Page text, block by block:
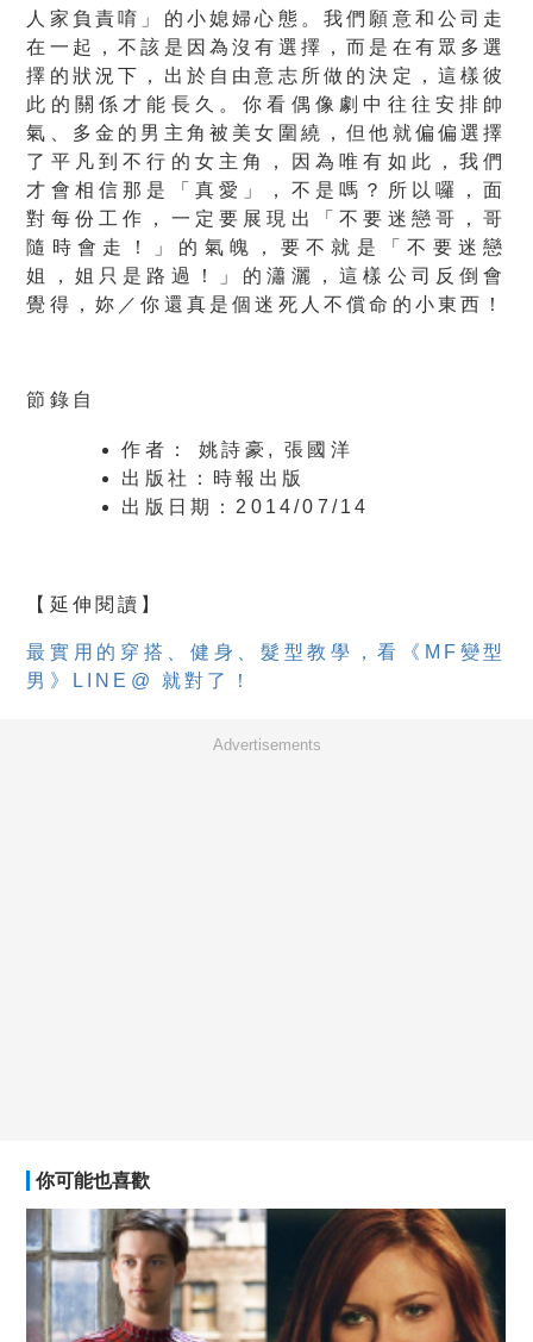
人家負責唷」的小媳婦心態。我們願意和公司走
在一起，不該是因為沒有選擇，而是在有眾多選
擇的狀況下，出於自由意志所做的決定，這樣彼
此的關係才能長久。你看偶像劇中往往安排帥
氣、多金的男主角被美女圍繞，但他就偏偏選擇
了平凡到不行的女主角，因為唯有如此，我們
才會相信那是「真愛」，不是嗎？所以囉，面
對每份工作，一定要展現出「不要迷戀哥，哥
隨時會走！」的氣魄，要不就是「不要迷戀
姐，姐只是路過！」的瀟灑，這樣公司反倒會
覺得，妳／你還真是個迷死人不償命的小東西！
節錄自
作者： 姚詩豪, 張國洋
出版社：時報出版
出版日期：2014/07/14
【延伸閱讀】
最實用的穿搭、健身、髮型教學，看《MF變型
男》LINE@ 就對了！
Advertisements